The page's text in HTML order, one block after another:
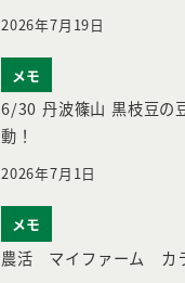
2026年7月19日
メモ
6/30 丹波篠山 黒枝豆の
動！
2026年7月1日
メモ
農活 マイファーム カ